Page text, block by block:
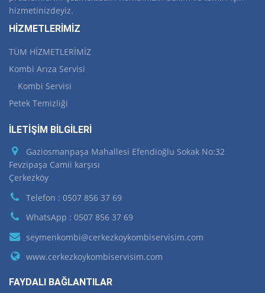
hizmetinizdeyiz.
HİZMETLERİMİZ
TÜM HİZMETLERİMİZ
Kombi Arıza Servisi
Kombi Servisi
Petek Temizliği
İLETİŞİM BİLGİLERİ
Gaziosmanpaşa Mahallesi Efendioğlu Sokak No:32
Fevzipaşa Camii karşısı
Çerkezköy
Telefon : 0507 856 37 69
WhatsApp : 0507 856 37 69
seymenkombi@cerkezkoykombiservisim.com
www.cerkezkoykombiservisim.com
FAYDALI BAĞLANTILAR